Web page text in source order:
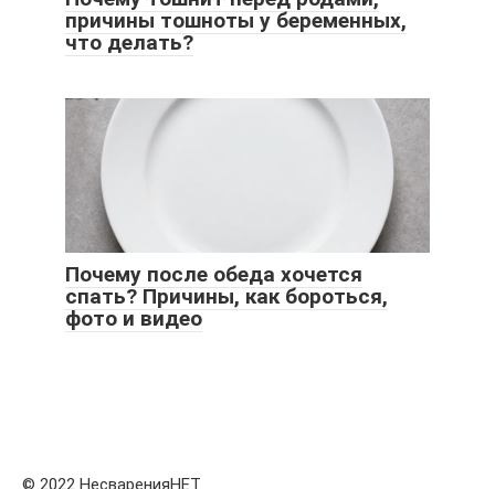
причины тошноты у беременных,
что делать?
Почему после обеда хочется
спать? Причины, как бороться,
фото и видео
© 2022 НесваренияНЕТ